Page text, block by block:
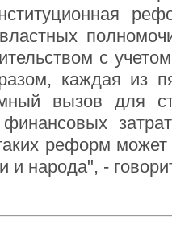
с
каждая из
вызов для
реформ
и народа", -